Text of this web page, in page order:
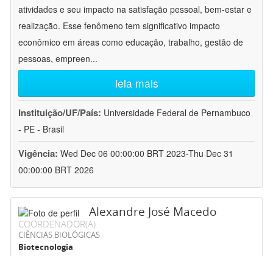
atividades e seu impacto na satisfação pessoal, bem-estar e
realização. Esse fenômeno tem significativo impacto
econômico em áreas como educação, trabalho, gestão de
pessoas, empreen...
leia mais
Instituição/UF/País: Universidade Federal de Pernambuco
- PE - Brasil
Vigência: Wed Dec 06 00:00:00 BRT 2023-Thu Dec 31
00:00:00 BRT 2026
Alexandre José Macedo
COORDENADOR(A)
CIÊNCIAS BIOLÓGICAS
Biotecnologia